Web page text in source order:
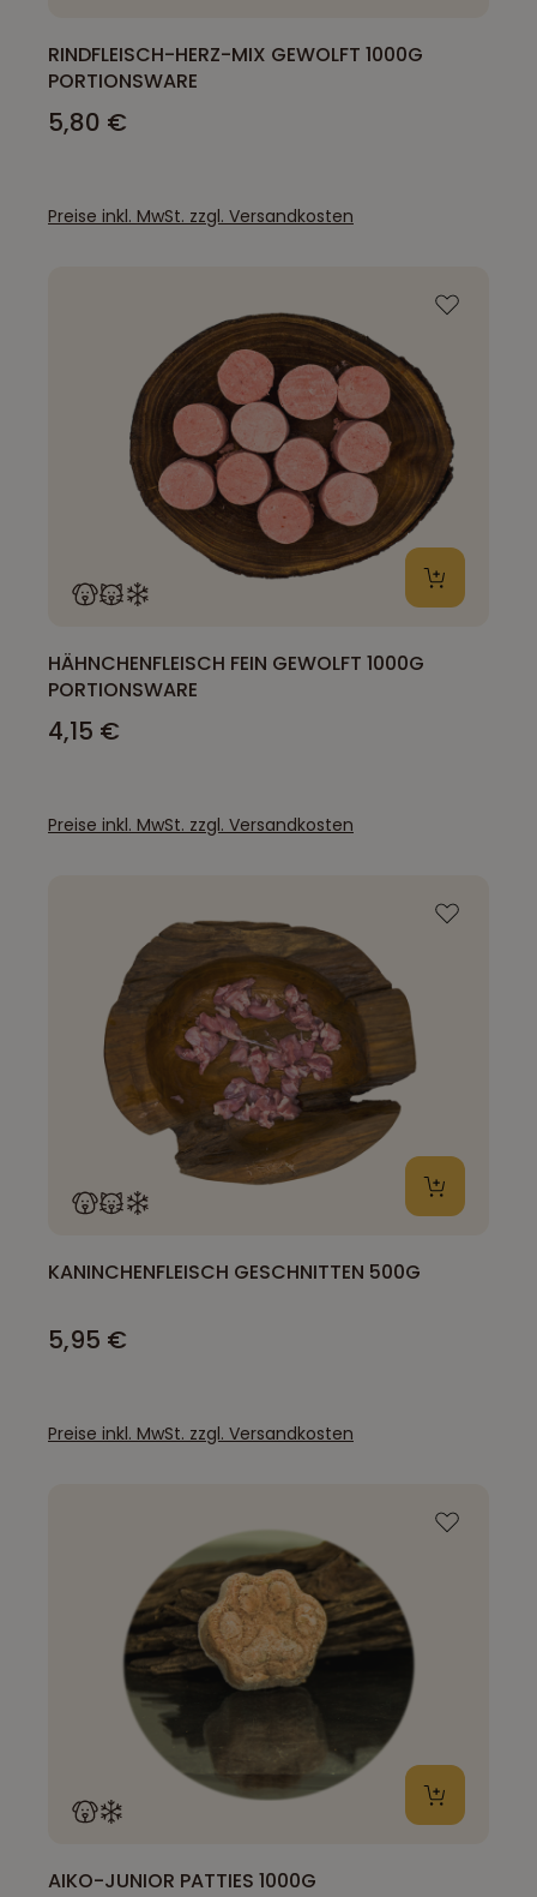
RINDFLEISCH-HERZ-MIX GEWOLFT 1000G
PORTIONSWARE
5,80 €
Preise inkl. MwSt. zzgl. Versandkosten
HÄHNCHENFLEISCH FEIN GEWOLFT 1000G
PORTIONSWARE
4,15 €
Preise inkl. MwSt. zzgl. Versandkosten
KANINCHENFLEISCH GESCHNITTEN 500G
5,95 €
Preise inkl. MwSt. zzgl. Versandkosten
AIKO-JUNIOR PATTIES 1000G